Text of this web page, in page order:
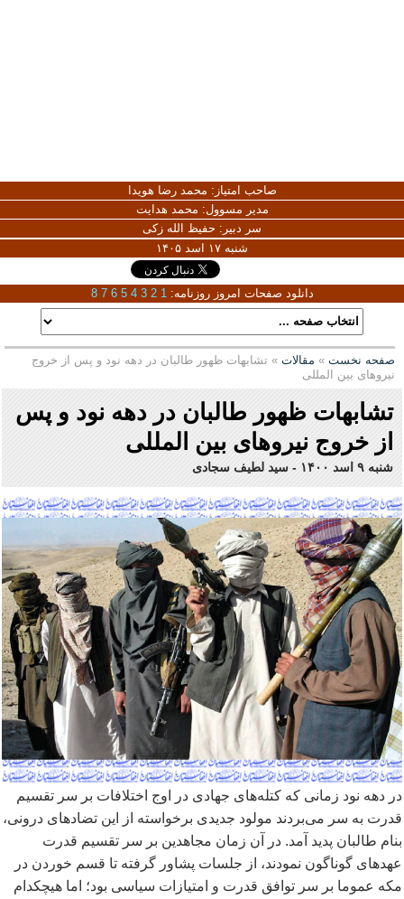
صاحب امتیاز: محمد رضا هویدا
مدیر مسوول: محمد هدایت
سر دبیر: حفیظ الله زکی
شنبه ۱۷ اسد ۱۴۰۵
دانلود صفحات امروز روزنامه: 1
2
3
4
5
6
7
8
صفحه نخست » مقالات » تشابهات ظهور طالبان در دهه نود و پس از خروج
نیروهای بین المللی
تشابهات ظهور طالبان در دهه نود و پس
از خروج نیروهای بین المللی
شنبه ۹ اسد ۱۴۰۰ - سید لطیف سجادی
در دهه نود زمانی که کتلههای جهادی در اوج اختلافات بر سر تقسیم
قدرت به سر میبردند مولود جدیدی برخواسته از این تضادهای درونی،
بنام طالبان پدید آمد. در آن زمان مجاهدین بر سر تقسیم قدرت
عهدهای گوناگون نمودند، از جلسات پشاور گرفته تا قسم خوردن در
مکه عموما بر سر توافق قدرت و امتیازات سیاسی بود؛ اما هیچکدام